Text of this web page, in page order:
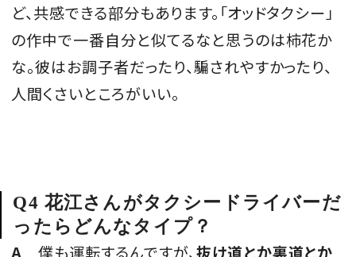
ど、共感できる部分もあります。「オッドタクシー」
の作中で一番自分と似てるなと思うのは柿花か
な。彼はお調子者だったり、騙されやすかったり、
人間くさいところがいい。
Q4 花江さんがタクシードライバーだ
ったらどんなタイプ？
A 僕も運転するんですが、抜け道とか裏道とか